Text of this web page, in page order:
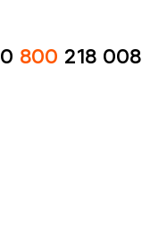
0 800 218 008